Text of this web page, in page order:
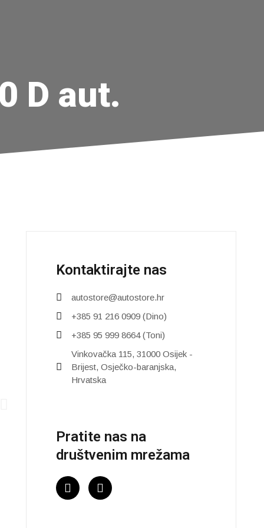
D aut.
Kontaktirajte nas
autostore@autostore.hr
+385 91 216 0909 (Dino)
+385 95 999 8664 (Toni)
Vinkovačka 115, 31000 Osijek -
Brijest, Osječko-baranjska,
Hrvatska
Pratite nas na
društvenim mrežama